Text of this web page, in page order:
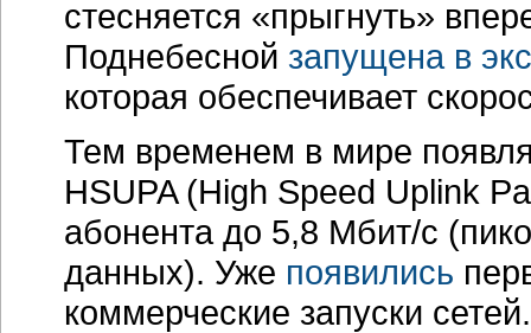
стесняется «прыгнуть»
Поднебесной запущена в
которая обеспечивает
Тем временем в мире
HSUPA (High Speed Uplink
абонента до 5,8 Мбит/с
данных). Уже появились
коммерческие запуски сетей.